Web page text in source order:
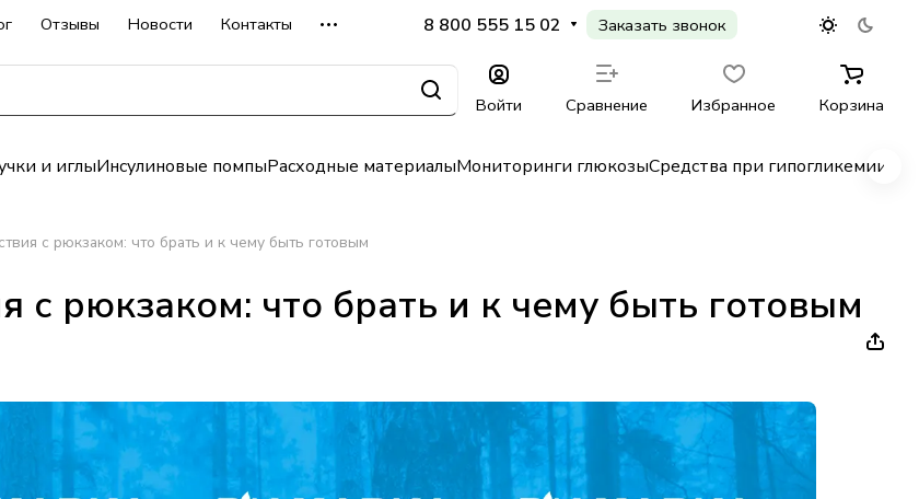
Отзывы Новости Контакты 8 800 555 15 02 Заказать звонок
Войти Сравнение Избранное Корзина
и иглыИнсулиновые помпыРасходные материалыМониторинги глюкозыСредства при гипогликемии
с рюкзаком: что брать и к чему быть готовым
с рюкзаком: что брать и к чему быть готовым